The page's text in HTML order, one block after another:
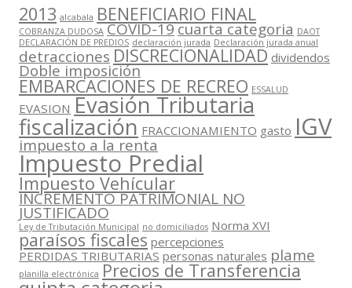
2013 alcabala BENEFICIARIO FINAL
COBRANZA DUDOSA COVID-19cuarta categoria DAOT
DECLARACIÓN DE PREDIOS declaración jurada Declaración jurada anual
detracciones DISCRECIONALIDAD dividendos
Doble imposición
EMBARCACIONES DE RECREO ESSALUD
EVASION Evasión Tributaria
fiscalización FRACCIONAMIENTO gasto IGV
impuesto a la renta
Impuesto Predial
Impuesto Vehícular
INCREMENTO PATRIMONIAL NO
JUSTIFICADO
Ley de Tributación Municipal no domiciliados Norma XVI
paraísos fiscales percepciones
PERDIDAS TRIBUTARIAS personas naturales plame
planilla electrónica Precios de Transferencia